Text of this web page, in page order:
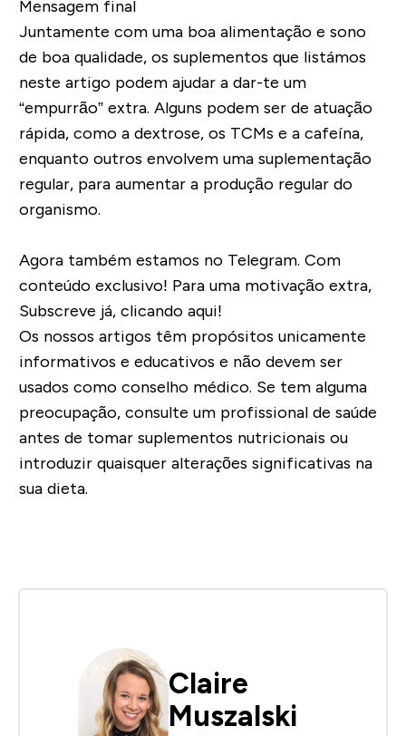
Mensagem final
Juntamente com uma boa alimentação e sono
de boa qualidade, os suplementos que listámos
neste artigo podem ajudar a dar-te um
“empurrão” extra. Alguns podem ser de atuação
rápida, como a dextrose, os TCMs e a cafeína,
enquanto outros envolvem uma suplementação
regular, para aumentar a produção regular do
organismo.
Agora também estamos no Telegram. Com
conteúdo exclusivo! Para uma motivação extra,
Subscreve já, clicando aqui!
Os nossos artigos têm propósitos unicamente
informativos e educativos e não devem ser
usados como conselho médico. Se tem alguma
preocupação, consulte um profissional de saúde
antes de tomar suplementos nutricionais ou
introduzir quaisquer alterações significativas na
sua dieta.
Claire
Muszalski